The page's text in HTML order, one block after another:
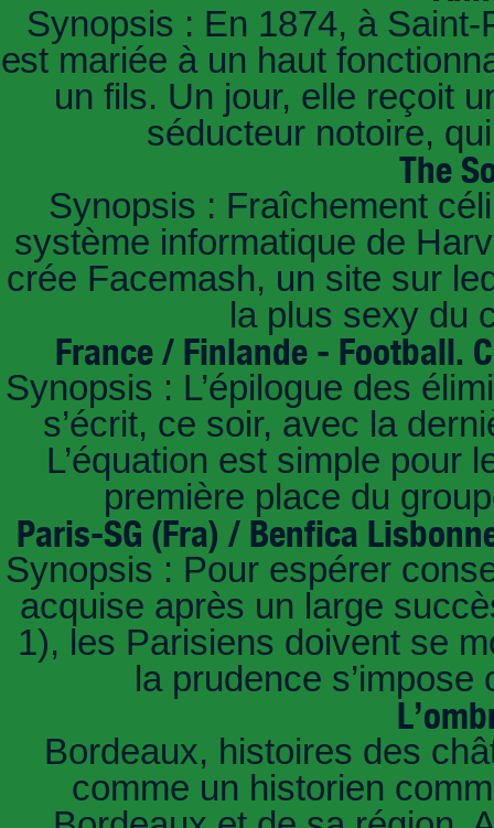
Synopsis : En 1874, à
est mariée à un haut
un fils. Un jour, elle reçoit
séducteur notoire,
The
Synopsis : Fraîchement
système informatique de
crée Facemash, un site sur
la plus sexy du
France / Finlande - Football.
Synopsis : L’épilogue des
s’écrit, ce soir, avec la
L’équation est simple pour
première place du
Paris-SG (Fra) / Benfica
Synopsis : Pour espérer
acquise après un large
1), les Parisiens doivent se
la prudence
Bordeaux, histoires des
comme un historien